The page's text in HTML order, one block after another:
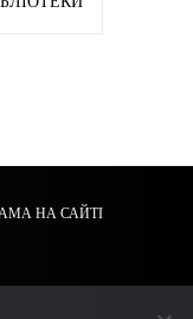
НА САЙТІ